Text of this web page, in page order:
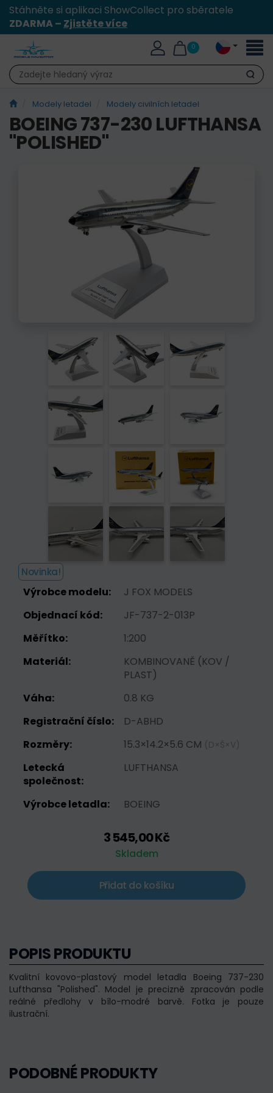
Stáhněte si aplikaci ShowCollect pro sběratele
ZDARMA – Zjistěte více
0
Hledat
Modely letadel Modely civilních letadel
BOEING 737-230 LUFTHANSA
"POLISHED"
Novinka!
Výrobce modelu:
J FOX MODELS
Objednací kód:
JF-737-2-013P
Měřítko:
1:200
Materiál:
KOMBINOVANĚ (KOV /
PLAST)
Váha:
0.8 KG
Registrační číslo:
D-ABHD
Rozměry:
15.3×14.2×5.6 CM (D×Š×V)
Letecká
společnost:
LUFTHANSA
Výrobce letadla: BOEING
3 545,00 Kč
Skladem
Přidat do košíku
POPIS PRODUKTU
Kvalitní kovovo-plastový model letadla Boeing 737-230
Lufthansa "Polished". Model je precizně zpracován podle
reálné předlohy v bílo-modré barvě. Fotka je pouze
ilustrační.
PODOBNÉ PRODUKTY